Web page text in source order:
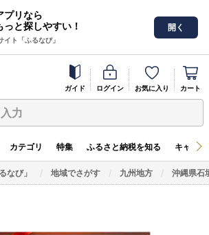
プリなら
と探しやすい！
イト「ふるなび」
開く
ガイド ログイン お気に入り カート
力
カテゴリ 特集 ふるさと納税を知る キャン
なび」 地域でさがす 九州地方 沖縄県石